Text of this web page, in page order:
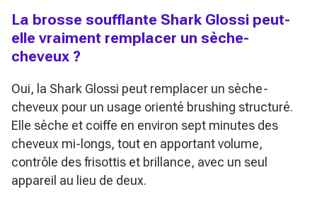
La brosse soufflante Shark Glossi peut-
elle vraiment remplacer un sèche-
cheveux ?
Oui, la Shark Glossi peut remplacer un sèche-
cheveux pour un usage orienté brushing structuré.
Elle sèche et coiffe en environ sept minutes des
cheveux mi-longs, tout en apportant volume,
contrôle des frisottis et brillance, avec un seul
appareil au lieu de deux.